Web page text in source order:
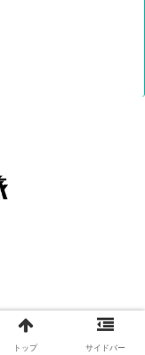
トップ サイドバー